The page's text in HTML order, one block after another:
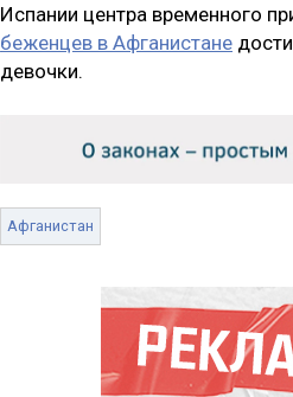
Испании центра временного
беженцев в Афганистане
девочки.
Афганистан